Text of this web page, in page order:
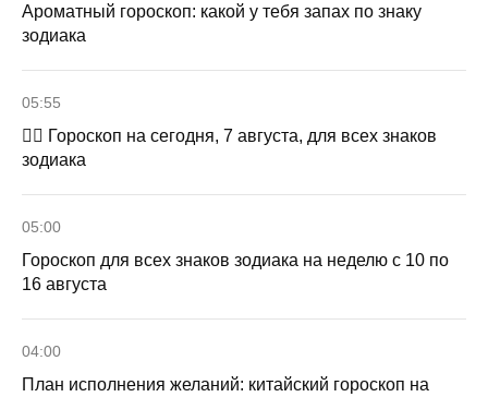
Ароматный гороскоп: какой у тебя запах по знаку
зодиака
05:55
🧙‍♀ Гороскоп на сегодня, 7 августа, для всех знаков
зодиака
05:00
Гороскоп для всех знаков зодиака на неделю с 10 по
16 августа
04:00
План исполнения желаний: китайский гороскоп на